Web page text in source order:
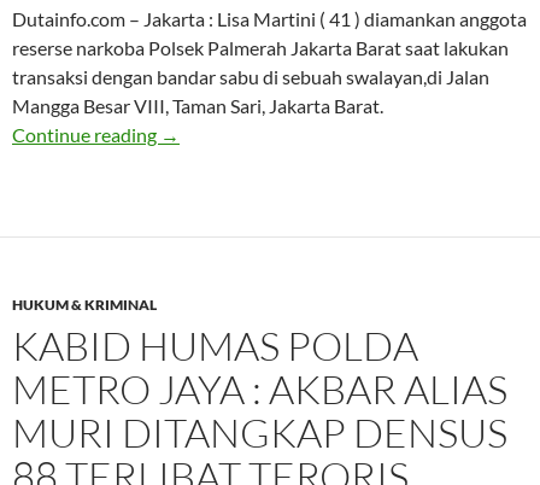
Dutainfo.com – Jakarta : Lisa Martini ( 41 ) diamankan anggota
reserse narkoba Polsek Palmerah Jakarta Barat saat lakukan
transaksi dengan bandar sabu di sebuah swalayan,di Jalan
Mangga Besar VIII, Taman Sari, Jakarta Barat.
Continue reading Polsek Palmerah Jakarta Barat amankan
→
HUKUM & KRIMINAL
KABID HUMAS POLDA
METRO JAYA : AKBAR ALIAS
MURI DITANGKAP DENSUS